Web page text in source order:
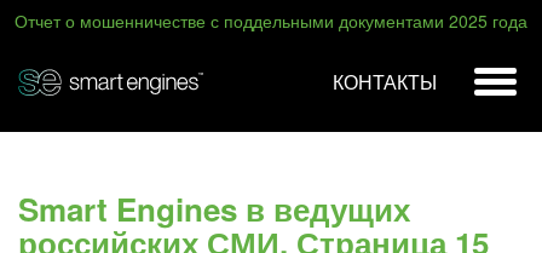
Отчет о мошенничестве с поддельными документами 2025 года
КОНТАКТЫ
Smart Engines в ведущих
российских СМИ. Страница 15